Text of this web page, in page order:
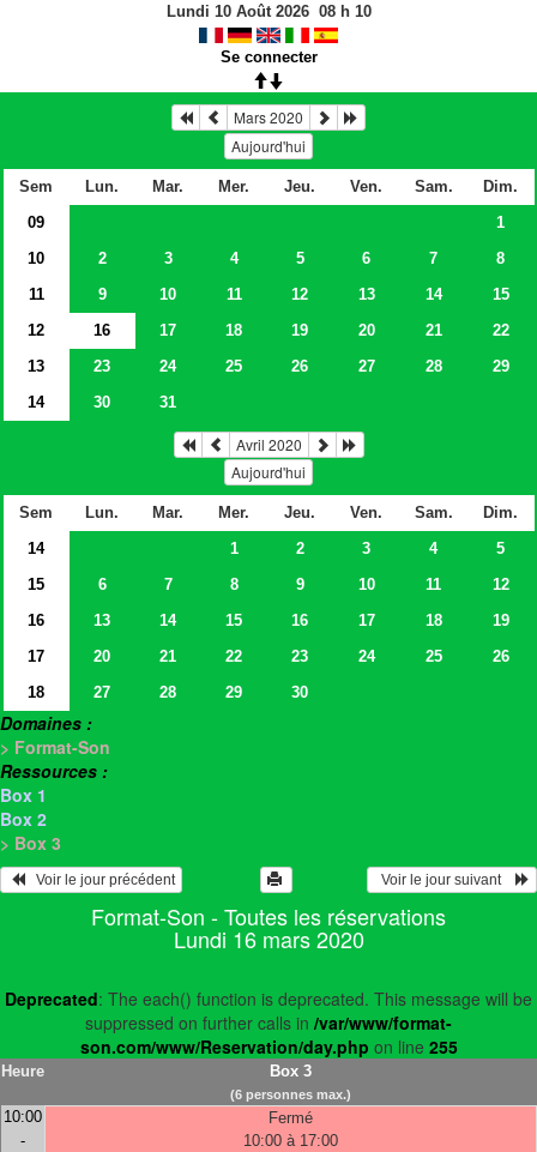
Lundi 10 Août 2026 08h 10
Se connecter
Mars 2020
Aujourd'hui
Sem Lun. Mar. Mer. Jeu. Ven. Sam.
Dim.
09
1
10
2 3 4 5 6 7
8
11
9 10 11 12 13 14
15
12
16 17 18 19 20 21
22
13
23 24 25 26 27 28
29
14
30 31
Avril 2020
Aujourd'hui
Sem Lun. Mar. Mer. Jeu. Ven. Sam.
Dim.
14
1 2 3 4
5
15
6 7 8 9 10 11
12
16
13 14 15 16 17 18
19
17
20 21 22 23 24 25
26
18
27 28 29 30
Domaines :
> Format-Son
Ressources :
Box 1
Box 2
> Box 3
   Voir le jour précédent
  Voir le jour suivant
Format-Son - Toutes les réservations
Lundi 16 mars 2020
Deprecated: The each() function is deprecated. This message will be
suppressed on further calls in /var/www/format-
son.com/www/Reservation/day.php on line 255
Heure Box 3
(6 personnes max.)
10:00
-
Fermé
10:00 à 17:00